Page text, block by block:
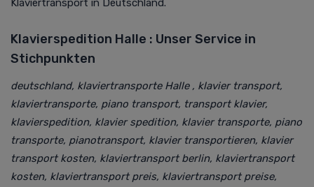
Klaviertransport in Deutschland.
Klavierspedition Halle : Unser Service in
Stichpunkten
deutschland, klaviertransporte Halle , klavier transport,
klaviertransporte, piano transport, transport klavier,
klavierspedition, klavier spedition, klavier transporte, piano
transporte, pianotransport, klavier transportieren, klavier
transport kosten, klaviertransport berlin, klaviertransport
kosten, klaviertransport preis, klaviertransport preise,